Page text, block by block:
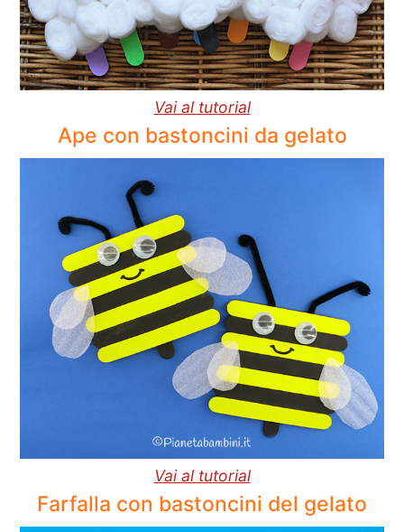
Vai al tutorial
Ape con bastoncini da gelato
Vai al tutorial
Farfalla con bastoncini del gelato